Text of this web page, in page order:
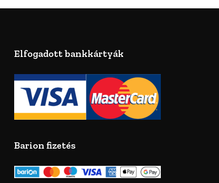
Elfogadott bankkártyák
Barion fizetés